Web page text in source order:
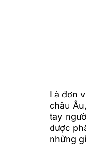
Là đơn
châu
tay
dược
những